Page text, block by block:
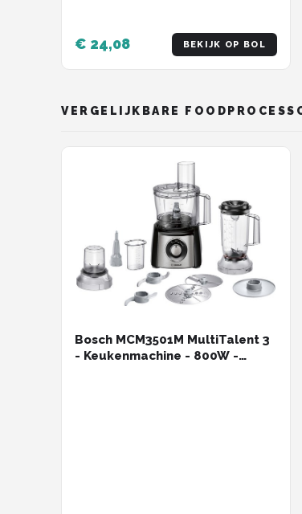
€ 24,08 BEKIJK OP BOL
VERGELIJKBARE
Bosch MCM3501M MultiTalent 3
- Keukenmachine - 800W -